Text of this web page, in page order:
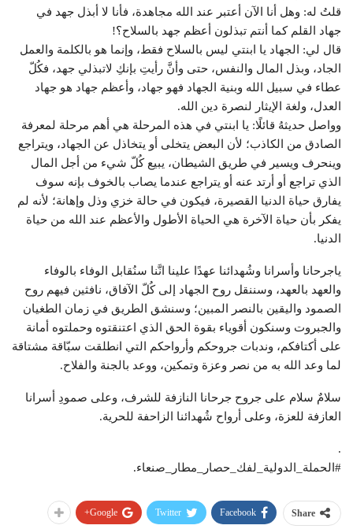
قلتُ له: وهل أنا الآن أعتبر عند الله مجاهدة، فأنا لا أبذل جهد في
جهاد القلم كما أنتم تبذلون أعظم جهد بالسلاح؟!
قال لي: الجهاد يا ابنتي ليس بالسلاح فقط، وإنما هو بالكلمة والعمل
الجاد، وبذل المال والنفس، حتى وأنَّ رأيتِ بإنكِ لاتبذلي جهد، فكُلّ
عطاء في سبيل الله وبنية الجهاد فهو جهاد، وأعظم جهاد هو جهاد
العدل، ولغة الإيثار لنصرة دين الله.
وواصل حديثهُ قائلًا: يا ابنتي في هذه المرحلة هي أهم مرحلة لمعرفة
الصادق من الكاذب؛ لأن البعض يتخلى أو يتخاذل عن الجهاد، ويتراجع
وينحرف ويسير في طريق الشيطان، يبيع كُلّ شيء من أجل المال
الذي تراجع أو أرتد عنه أو يتراجع عندما يصاب بالخوف بإنه سوف
يفارق حياة الدنيا القصيرة، فيكون في حالة خزي وذل وإهانة؛ لأنه لم
يفكر بأن حياة الآخرة هي الحياة الأطول والأعظم عند الله من حياة
الدنيا.
ياجرحانا وأسرانا وشُهدائنا عهدًا علينا انَّنا سنُقابل الوفاء بالوفاء
والعهد بالعهد، وسننقل روح الجهاد إلى كُلّ الآفاق، نافثين فيهم روح
الصمود واليقين بالنصر المبين؛ وسنشق الطريق في زمان الطغيان
والجبروت وسنكون أقوياء بقوة الحق الذي اعتنقتوه وحملتوه أمانة
على أكتافكم، وندبات جروحكم وأرواحكم التي انطلقت سبّاقة مشتاقة
لما وعد الله به من نصر وعزة وتمكين، ووعد بالجنة والفلاح.
سلامٌ سلام على جروح جرحانا النازفة للشرف، وعلى صمودِ أسرانا
العازفة للعزة، وعلى أرواح شُهدائنا الزاحفة للحرية.
.
#الحملة_الدولية_لفك_حصار_مطار_صنعاء.
Share
Facebook
Twitter
Google+